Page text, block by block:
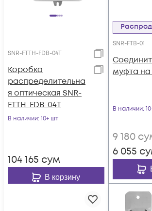
SNR-FTTH-FDB-04T
Коробка
распределительна
я оптическая SNR-
FTTH-FDB-04T
В наличии: 10+ шт
104 165 сум
В корзину
SNR-FTB-01
муфта на
В наличии:
9 180
6 055